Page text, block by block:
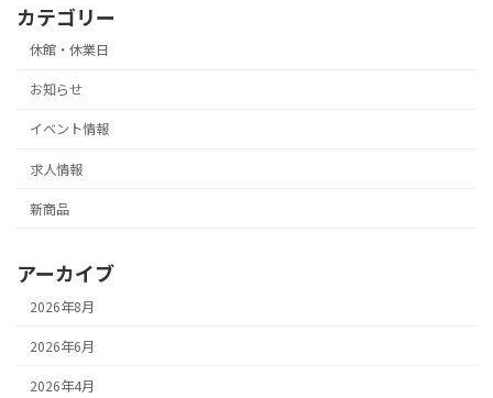
カテゴリー
休館・休業日
お知らせ
イベント情報
求人情報
新商品
アーカイブ
2026年8月
2026年6月
2026年4月